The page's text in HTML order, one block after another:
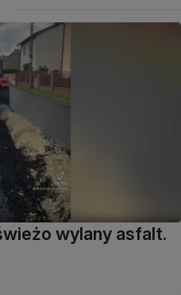
wylany asfalt.